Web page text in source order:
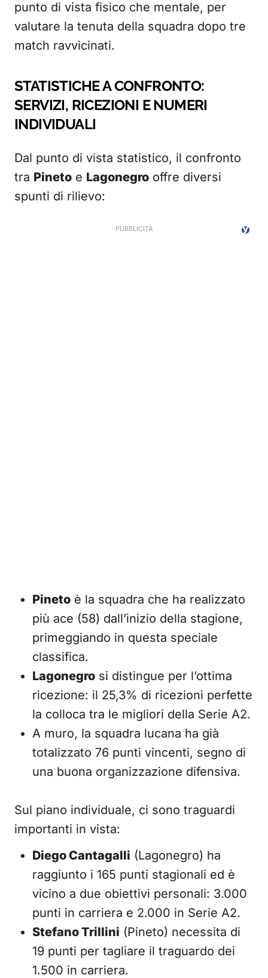
punto di vista fisico che mentale, per
valutare la tenuta della squadra dopo tre
match ravvicinati.
STATISTICHE A CONFRONTO:
SERVIZI, RICEZIONI E NUMERI
INDIVIDUALI
Dal punto di vista statistico, il confronto
tra Pineto e Lagonegro offre diversi
spunti di rilievo:
Pineto è la squadra che ha realizzato
più ace (58) dall’inizio della stagione,
primeggiando in questa speciale
classifica.
Lagonegro si distingue per l’ottima
ricezione: il 25,3% di ricezioni perfette
la colloca tra le migliori della Serie A2.
A muro, la squadra lucana ha già
totalizzato 76 punti vincenti, segno di
una buona organizzazione difensiva.
Sul piano individuale, ci sono traguardi
importanti in vista:
Diego Cantagalli (Lagonegro) ha
raggiunto i 165 punti stagionali ed è
vicino a due obiettivi personali: 3.000
punti in carriera e 2.000 in Serie A2.
Stefano Trillini (Pineto) necessita di
19 punti per tagliare il traguardo dei
1.500 in carriera.